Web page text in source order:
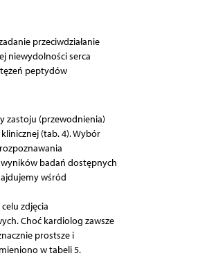
przeciwdziałanie
niewydolności serca
peptydów
zastoju (przewodnienia)
(tab. 4). Wybór
badań dostępnych
wśród
zdjęcia
Choć kardiolog zawsze
prostsze i
w tabeli 5.